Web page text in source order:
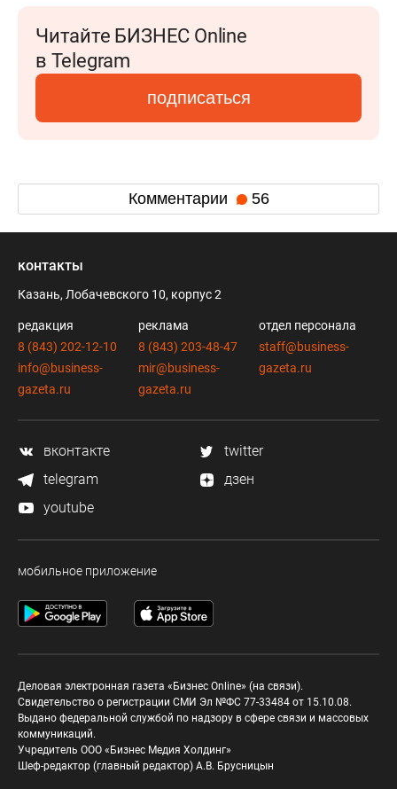
Читайте БИЗНЕС Online
в Telegram
подписаться
Комментарии 56
контакты
Казань, Лобачевского 10, корпус 2
редакция
8 (843) 202-12-10
info@business-
gazeta.ru
реклама
8 (843) 203-48-47
mir@business-
gazeta.ru
отдел персонала
staff@business-
gazeta.ru
вконтакте
twitter
telegram
дзен
youtube
мобильное приложение
Деловая электронная газета «Бизнес Online» (на связи).
Свидетельство о регистрации СМИ Эл №ФС 77-33484 от 15.10.08.
Выдано федеральной службой по надзору в сфере связи и массовых
коммуникаций.
Учредитель ООО «Бизнес Медия Холдинг»
Шеф-редактор (главный редактор) А.В. Брусницын